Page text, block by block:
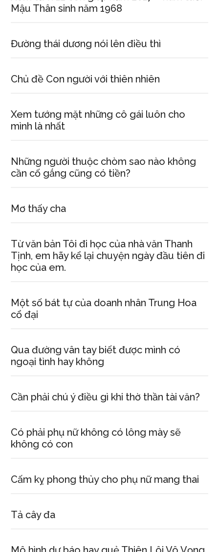
Mậu Thân sinh năm 1968
Đường thái dương nói lên điều thì
Chủ đề Con người với thiên nhiên
Xem tướng mặt những cô gái luôn cho
mình là nhất
Những người thuộc chòm sao nào không
cần cố gắng cũng có tiền?
Mơ thấy cha
Từ văn bản Tôi đi học của nhà văn Thanh
Tịnh, em hãy kể lại chuyện ngày đầu tiên đi
học của em.
Một số bát tự của doanh nhân Trung Hoa
cổ đại
Qua đường vân tay biết được mình có
ngoại tình hay không
Cần phải chú ý điều gì khi thờ thần tài văn?
Có phải phụ nữ không có lông mày sẽ
không có con
Cấm kỵ phong thủy cho phụ nữ mang thai
Tả cây đa